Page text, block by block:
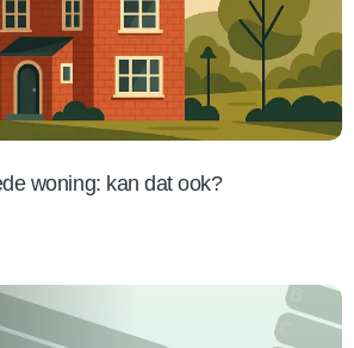
woning: kan dat ook?